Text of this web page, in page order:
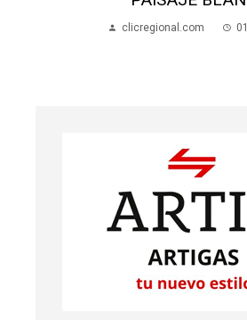
INVESTIGAN
SEXUAL EN JOSÉ